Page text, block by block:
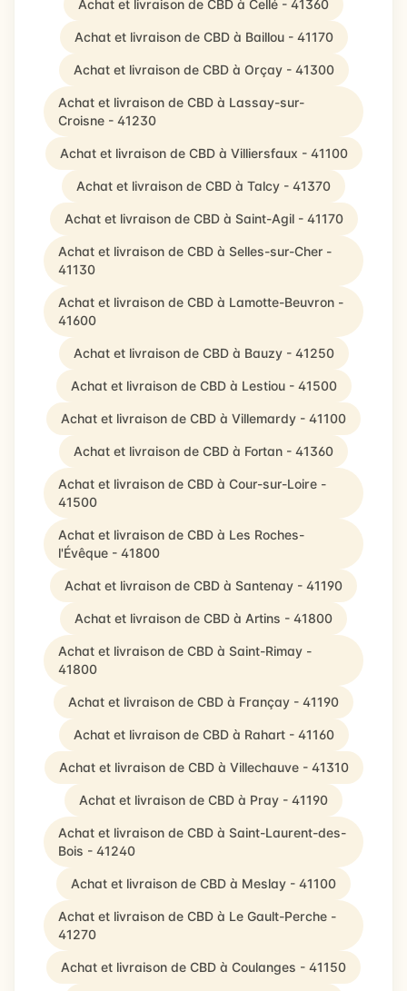
Achat et livraison de CBD à Cellé - 41360
Achat et livraison de CBD à Baillou - 41170
Achat et livraison de CBD à Orçay - 41300
Achat et livraison de CBD à Lassay-sur-
Croisne - 41230
Achat et livraison de CBD à Villiersfaux - 41100
Achat et livraison de CBD à Talcy - 41370
Achat et livraison de CBD à Saint-Agil - 41170
Achat et livraison de CBD à Selles-sur-Cher -
41130
Achat et livraison de CBD à Lamotte-Beuvron -
41600
Achat et livraison de CBD à Bauzy - 41250
Achat et livraison de CBD à Lestiou - 41500
Achat et livraison de CBD à Villemardy - 41100
Achat et livraison de CBD à Fortan - 41360
Achat et livraison de CBD à Cour-sur-Loire -
41500
Achat et livraison de CBD à Les Roches-
l'Évêque - 41800
Achat et livraison de CBD à Santenay - 41190
Achat et livraison de CBD à Artins - 41800
Achat et livraison de CBD à Saint-Rimay -
41800
Achat et livraison de CBD à Françay - 41190
Achat et livraison de CBD à Rahart - 41160
Achat et livraison de CBD à Villechauve - 41310
Achat et livraison de CBD à Pray - 41190
Achat et livraison de CBD à Saint-Laurent-des-
Bois - 41240
Achat et livraison de CBD à Meslay - 41100
Achat et livraison de CBD à Le Gault-Perche -
41270
Achat et livraison de CBD à Coulanges - 41150